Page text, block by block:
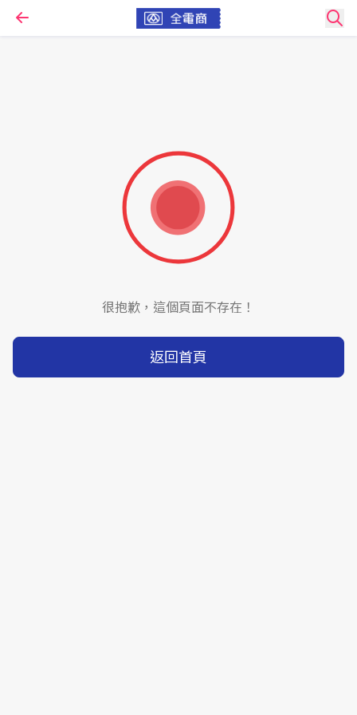
很抱歉，這個頁面不存在！
返回首頁